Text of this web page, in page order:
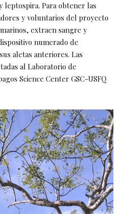
leptospira. Para obtener las
y voluntarios del proyecto
extraen sangre y
numerado de
aletas anteriores. Las
al Laboratorio de
Science Center GSC-USFQ